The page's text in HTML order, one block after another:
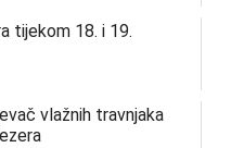
tijekom 18. i 19.
vlažnih travnjaka